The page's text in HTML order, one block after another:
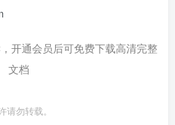
开通会员后可免费下载高清完整
文档
勿转载。